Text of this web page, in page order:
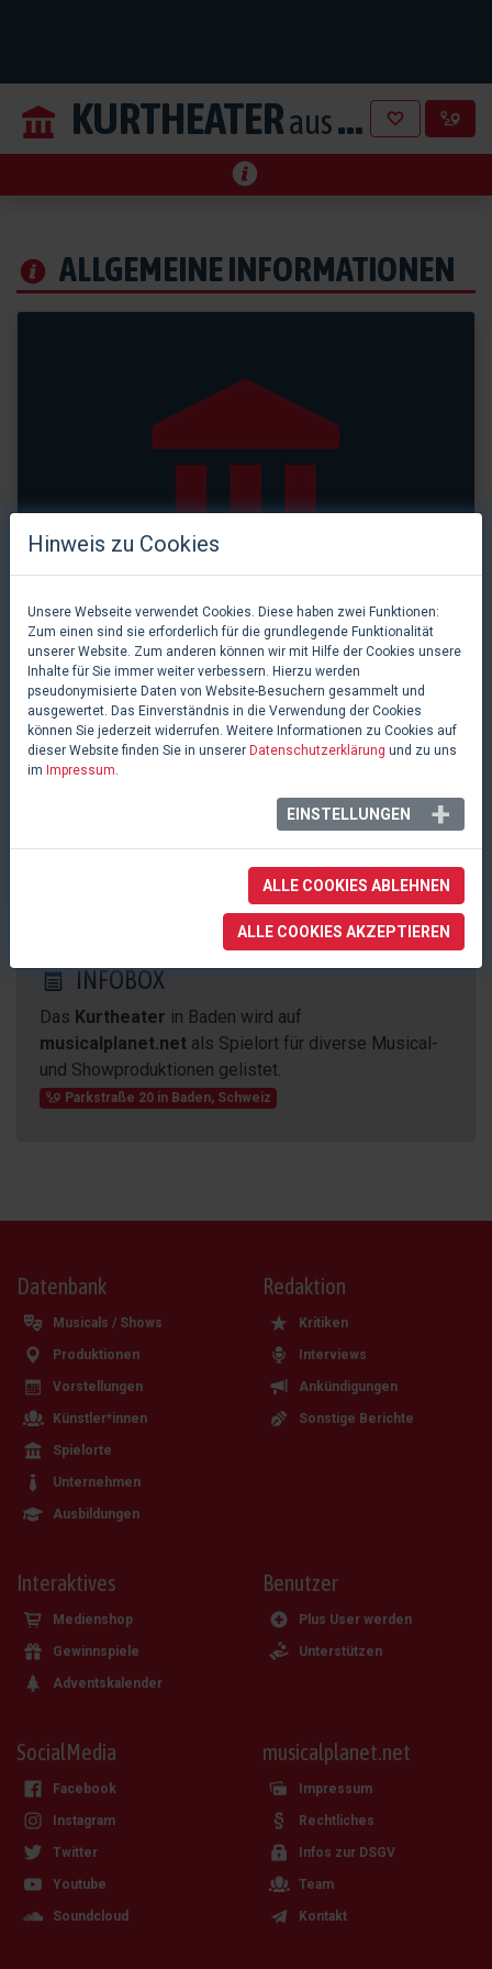
KURTHEATERaus Baden
ALLGEMEINE INFORMATIONEN
INFOBOX
Das Kurtheater in Baden wird auf
musicalplanet.net als Spielort für diverse Musical-
und Showproduktionen gelistet.
Parkstraße 20in Baden, Schweiz
Datenbank
Musicals / Shows
Produktionen
Vorstellungen
Künstler*innen
Spielorte
Unternehmen
Ausbildungen
Redaktion
Kritiken
Interviews
Ankündigungen
Sonstige Berichte
Interaktives
Medienshop
Gewinnspiele
Adventskalender
Benutzer
Plus User werden
Unterstützen
SocialMedia
Facebook
Instagram
Twitter
Youtube
Soundcloud
musicalplanet.net
Impressum
Rechtliches
Infos zur DSGV
Team
Kontakt
Hinweis zu Cookies
Unsere Webseite verwendet Cookies. Diese haben zwei Funktionen:
Zum einen sind sie erforderlich für die grundlegende Funktionalität
unserer Website. Zum anderen können wir mit Hilfe der Cookies unsere
Inhalte für Sie immer weiter verbessern. Hierzu werden
pseudonymisierte Daten von Website-Besuchern gesammelt und
ausgewertet. Das Einverständnis in die Verwendung der Cookies
können Sie jederzeit widerrufen. Weitere Informationen zu Cookies auf
dieser Website finden Sie in unserer Datenschutzerklärung und zu uns
im Impressum
EINSTELLUNGEN
ALLE COOKIES ABLEHNEN
ALLE COOKIES AKZEPTIEREN